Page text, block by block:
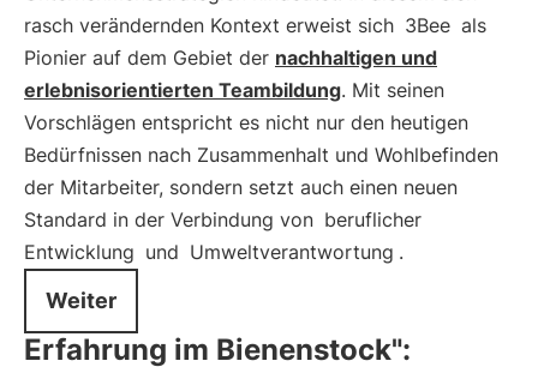
rasch verändernden Kontext erweist sich 3Bee als
Pionier auf dem Gebiet der nachhaltigen und
erlebnisorientierten Teambildung. Mit seinen
Vorschlägen entspricht es nicht nur den heutigen
Bedürfnissen nach Zusammenhalt und Wohlbefinden
der Mitarbeiter, sondern setzt auch einen neuen
Standard in der Verbindung von beruflicher
Entwicklung und Umweltverantwortung .
Weiter
Erfahrung im Bienenstock":